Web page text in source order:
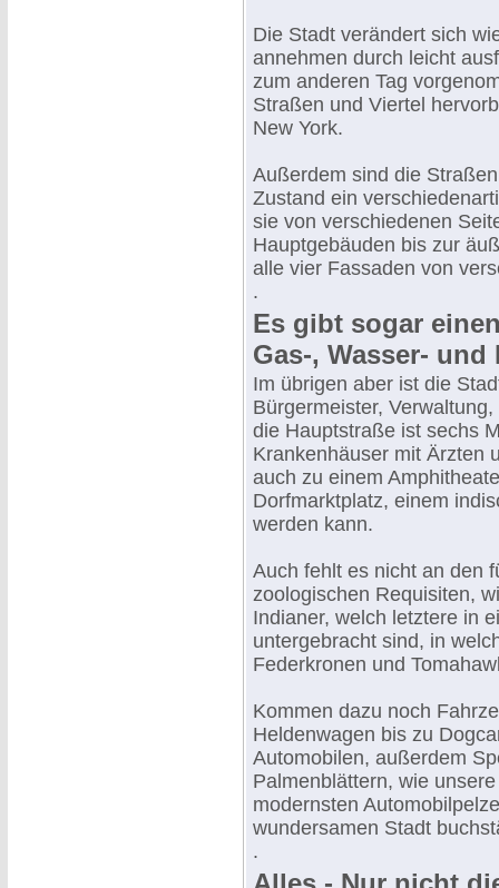
Die Stadt verändert sich
annehmen durch leicht
zum anderen Tag
Straßen und Viertel
New York.
Außerdem sind die
Zustand ein
sie von verschiedenen
Hauptgebäuden bis zur
alle vier Fassaden von
.
Es gibt sogar
Gas-, Wasser-
Im übrigen aber ist die
Bürgermeister,
die Hauptstraße ist sechs
Krankenhäuser mit Ärzten
auch zu einem
Dorfmarktplatz, einem
werden kann.
Auch fehlt es nicht an den
zoologischen Requisiten,
Indianer, welch letztere in
untergebracht sind, in
Federkronen und
Kommen dazu noch
Heldenwagen bis zu
Automobilen, außerdem
Palmenblättern, wie
modernsten
wundersamen Stadt
.